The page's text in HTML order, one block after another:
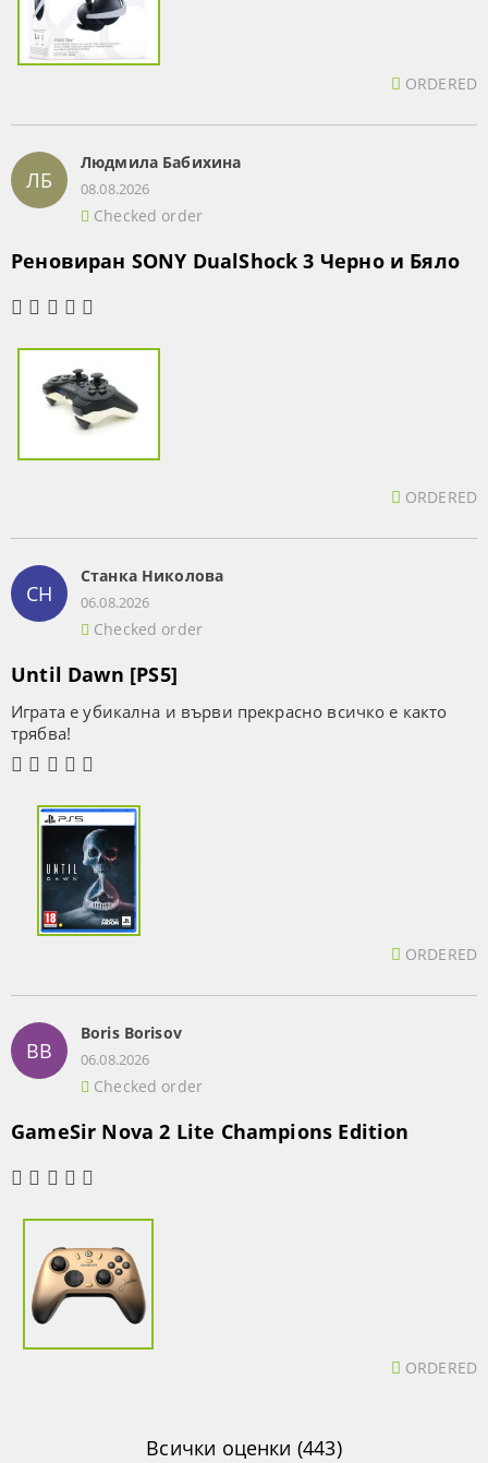
ORDERED
ЛБ
Людмила Бабихина
08.08.2026
Checked order
Реновиран SONY DualShock 3 Черно и Бяло
ORDERED
СН
Станка Николова
06.08.2026
Checked order
Until Dawn [PS5]
Играта е убикална и върви прекрасно всичко е както
трябва!
ORDERED
BB
Boris Borisov
06.08.2026
Checked order
GameSir Nova 2 Lite Champions Edition
ORDERED
Всички оценки (443)